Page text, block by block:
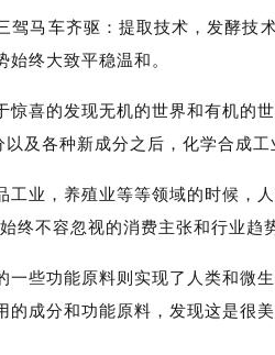
驾马车齐驱：提取技术，发酵技
终大致平稳温和。
喜的发现无机的世界和有机的
及各种新成分之后，化学合成工
工业，养殖业等等领域的时候，
终不容忽视的消费主张和行业趋势
些功能原料则实现了人类和微
的成分和功能原料，发现这是很